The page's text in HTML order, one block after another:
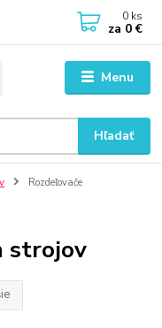
Menu
Hľadať
0 ks
za 0 €
Rozdeľovače
strojov